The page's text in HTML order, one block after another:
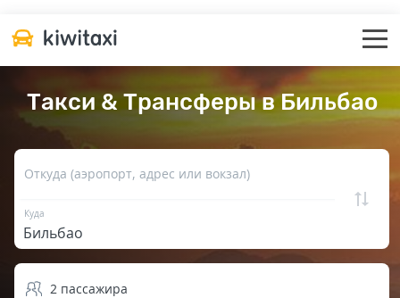
Такси & Трансферы в Бильбао
Откуда (аэропорт, адрес или вокзал)
Куда
2 пассажира